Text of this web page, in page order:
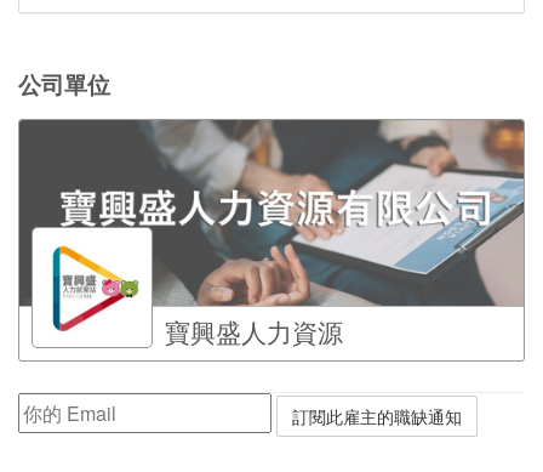
公司單位
寶興盛人力資源